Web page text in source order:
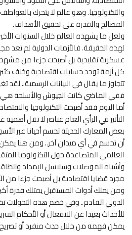
والتكنولوجيا. وهو عالم لا يتحرك
المصالح والقدرة على تحقيق الأهداف.
ولعل ما يشهده العالم خلال السنوات
لهذه الحقيقة. فالأزمات الدولية لم تعد
عسكرية تقليدية بل أصبحت جزءا من مشهد
كل أزمة توجد حسابات اقتصادية وخلف
تتجاوز ما يقال في البيانات الرسمية.. لقد
ففي الماضي كانت الجيوش والأسلحة هي
أما اليوم فقد أصبحت التكنولوجيا
التأثير في الرأي العام عناصر لا تقل
بعض المعارك الحديثة تحسم أحيانا عبر
أن تحسم في أي ميدان آخر.. ومن هنا
العالمي المتصاعدة حول التكنولوجيا
وأشباه الموصلات وسلاسل الإمداد
مجرد قضايا اقتصادية بل أصبحت جزءا من
ومن يملك أدوات المستقبل يمتلك قدرة
الدولي القادم.. وفي خضم هذه التحولات
للأحداث بعيدا عن الانفعال أو الأحكام
يمكن فهمه من خلال حدث منفرد أو تصريح